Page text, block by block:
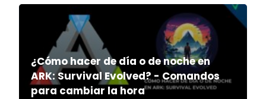
¿Cómo hacer de día o de noche en
ARK: Survival Evolved? - Comandos
para cambiar la hora